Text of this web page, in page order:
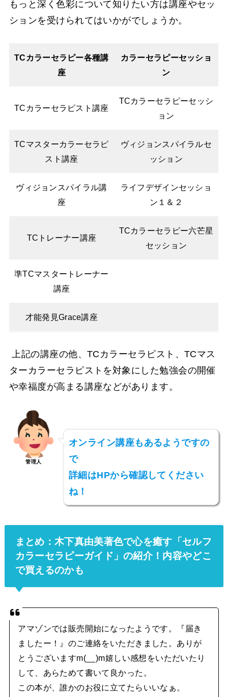
もっと深く色彩について知りたい方は講座やセッ
ションを受けられてはいかがでしょうか。
TCカラーセラピー各種講
座
カラーセラピーセッショ
ン
TCカラーセラピスト講座
TCカラーセラピーセッシ
ョン
TCマスターカラーセラピ
スト講座
ヴィジョンスパイラルセ
ッション
ヴィジョンスパイラル講
座
ライフデザインセッショ
ン１＆２
TCトレーナー講座
TCカラーセラピー六芒星
セッション
準TCマスタートレーナー
講座
才能発見Grace講座
上記の講座の他、TCカラーセラピスト、TCマス
ターカラーセラピストを対象にした勉強会の開催
や幸福度が高まる講座などがあります。
管理人
オンライン講座もあるようですの
で
詳細はHPから確認してください
ね！
まとめ：木下真由美著色で心を癒す「セルフ
カラーセラピーガイド」の紹介！内容やどこ
で買えるのかも
アマゾンでは販売開始になったようです。『届き
ましたー！』のご連絡をいただきました。ありが
とうございますm(__)m嬉しい感想をいただいたり
して、あらためて書いて良かった。
この本が、誰かのお役に立てたらいいなぁ。